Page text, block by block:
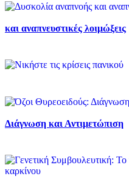
και αναπνευστικές λοιμώξεις
Διάγνωση και Αντιμετώπιση